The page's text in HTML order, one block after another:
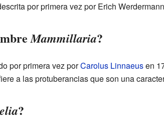
por primera vez por Erich
Mammillaria?
por primera vez porCarolus Linnaeusen
a las protuberancias que son una
?